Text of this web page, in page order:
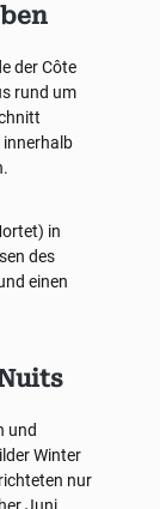
der Côte
rund um
innerhalb
in
des
einen
und
Winter
nur